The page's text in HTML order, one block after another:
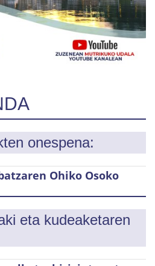
onespena:
Ohiko Osoko
eta kudeaketaren